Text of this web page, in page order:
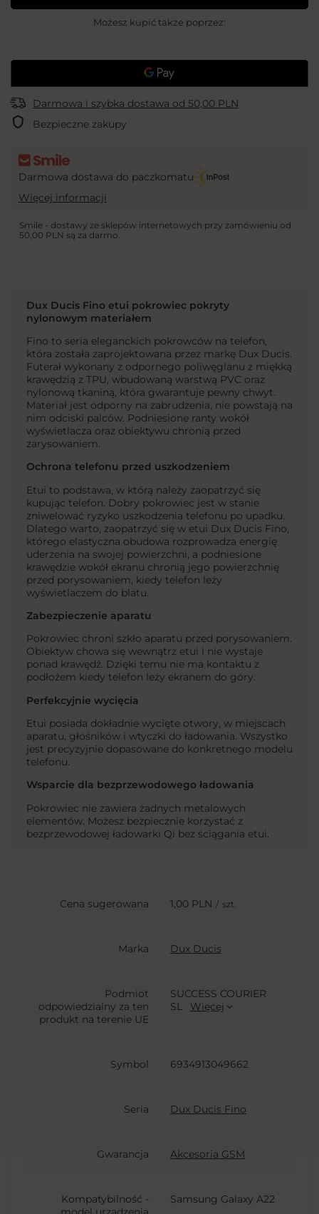
Możesz kupić także poprzez:
Darmowa i szybka dostawa od 50,00 PLN
Bezpieczne zakupy
Darmowa dostawa do paczkomatu
Więcej informacji
Smile - dostawy ze sklepów internetowych przy zamówieniu od
50,00 PLN są za darmo.
Dux Ducis Fino etui pokrowiec pokryty
nylonowym materiałem
Fino to seria eleganckich pokrowców na telefon,
która została zaprojektowana przez markę Dux Ducis.
Futerał wykonany z odpornego poliwęglanu z miękką
krawędzią z TPU, wbudowaną warstwą PVC oraz
nylonową tkaniną, która gwarantuje pewny chwyt.
Materiał jest odporny na zabrudzenia, nie powstają na
nim odciski palców. Podniesione ranty wokół
wyświetlacza oraz obiektywu chronią przed
zarysowaniem.
Ochrona telefonu przed uszkodzeniem
Etui to podstawa, w którą należy zaopatrzyć się
kupując telefon. Dobry pokrowiec jest w stanie
zniwelować ryzyko uszkodzenia telefonu po upadku.
Dlatego warto, zaopatrzyć się w etui Dux Ducis Fino,
którego elastyczna obudowa rozprowadza energię
uderzenia na swojej powierzchni, a podniesione
krawędzie wokół ekranu chronią jego powierzchnię
przed porysowaniem, kiedy telefon leży
wyświetlaczem do blatu.
Zabezpieczenie aparatu
Pokrowiec chroni szkło aparatu przed porysowaniem.
Obiektyw chowa się wewnątrz etui i nie wystaje
ponad krawędź. Dzięki temu nie ma kontaktu z
podłożem kiedy telefon leży ekranem do góry.
Perfekcyjnie wycięcia
Etui posiada dokładnie wycięte otwory, w miejscach
aparatu, głośników i wtyczki do ładowania. Wszystko
jest precyzyjnie dopasowane do konkretnego modelu
telefonu.
Wsparcie dla bezprzewodowego ładowania
Pokrowiec nie zawiera żadnych metalowych
elementów. Możesz bezpiecznie korzystać z
bezprzewodowej ładowarki Qi bez ściągania etui.
Cena sugerowana 1,00 PLN / szt.
Marka Dux Ducis
Podmiot
odpowiedzialny za ten
produkt na terenie UE
SUCCESS COURIER
SL
Więcej
Symbol 6934913049662
Seria Dux Ducis Fino
Gwarancja Akcesoria GSM
Kompatybilność -
Samsung Galaxy A22